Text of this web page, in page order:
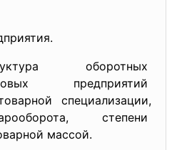
оборотных
предприятий
специализации,
степени
массой.